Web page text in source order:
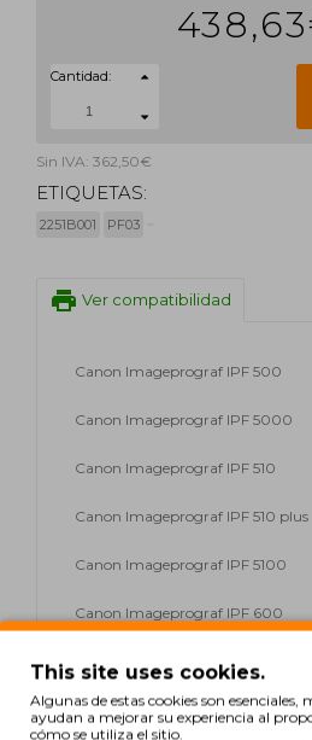
Cantidad:
Sin IVA: 362,50€
ETIQUETAS:
2251B001 PF03
print Ver compatibilidad
Canon Imageprograf IPF 500
Canon Imageprograf IPF 5000
Canon Imageprograf IPF 510
Canon Imageprograf IPF 510 plus
Canon Imageprograf IPF 5100
Canon Imageprograf IPF 600
Canon Imageprograf IPF 6000 S
Canon Imageprograf IPF 605
This site uses cookies.
Algunas de estas cookies son esenciales,
ayudan a mejorar su experiencia al
cómo se utiliza el sitio.